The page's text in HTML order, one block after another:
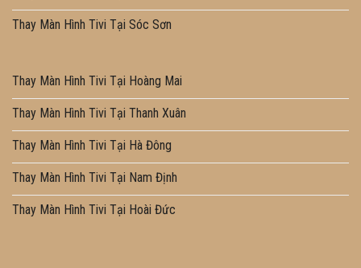
Thay Màn Hình Tivi Tại Sóc Sơn
Thay Màn Hình Tivi Tại Hoàng Mai
Thay Màn Hình Tivi Tại Thanh Xuân
Thay Màn Hình Tivi Tại Hà Đông
Thay Màn Hình Tivi Tại Nam Định
Thay Màn Hình Tivi Tại Hoài Đức